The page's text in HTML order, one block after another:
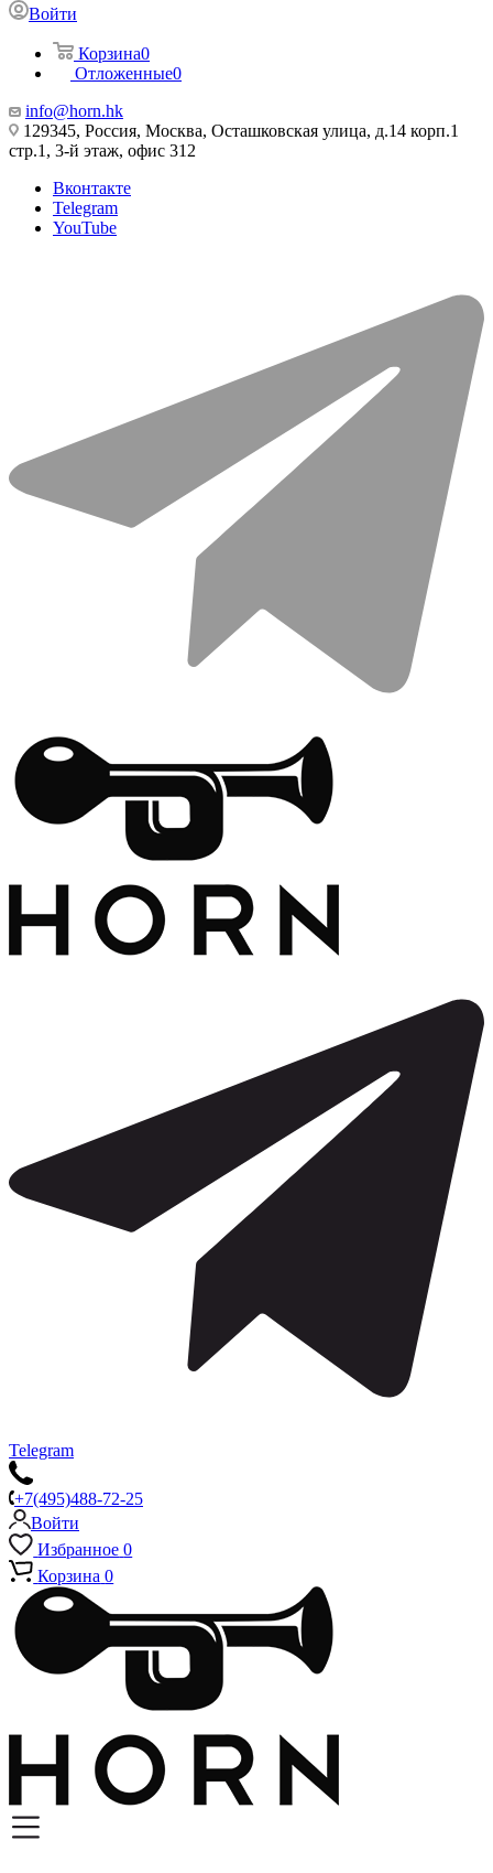
Войти
Корзина0
Отложенные0
info@horn.hk
129345, Россия, Москва, Осташковская улица, д.14 корп.1
стр.1, 3-й этаж, офис 312
Вконтакте
Telegram
YouTube
Telegram
+7(495)488-72-25
Войти
Избранное 0
Корзина 0